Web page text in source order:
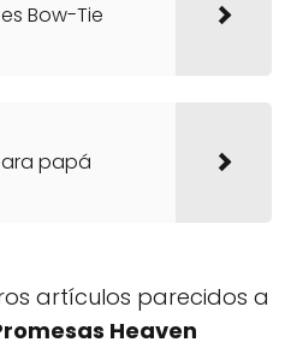
Bow-Tie
papá
artículos parecidos a
Heaven